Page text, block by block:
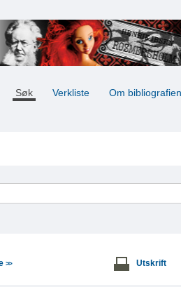
Søk Verkliste Om bibliografien
>> Utskrift